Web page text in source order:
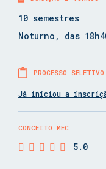
10 semestres
Noturno, das
PROCESSO SELETIVO
Já iniciou a
CONCEITO MEC
5.0